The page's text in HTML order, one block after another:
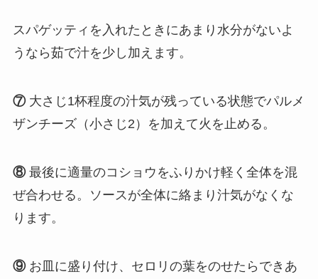
スパゲッティを入れたときにあまり水分がないよ
うなら茹で汁を少し加えます。
⑦大さじ1杯程度の汁気が残っている状態でパルメ
ザンチーズ（小さじ2）を加えて火を止める。
⑧最後に適量のコショウをふりかけ軽く全体を混
ぜ合わせる。ソースが全体に絡まり汁気がなくな
ります。
⑨ お皿に盛り付け、セロリの葉をのせたらできあ